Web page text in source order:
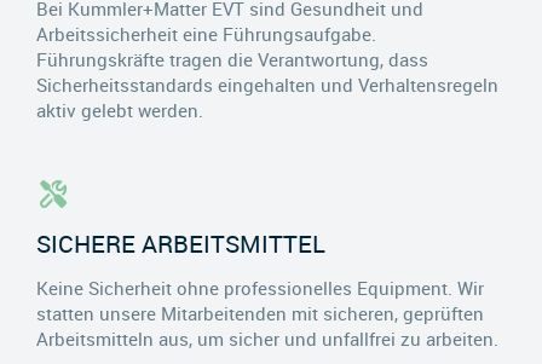
Bei Kummler+Matter EVT sind Gesundheit und
Arbeitssicherheit eine Führungsaufgabe.
Führungskräfte tragen die Verantwortung, dass
Sicherheitsstandards eingehalten und Verhaltensregeln
aktiv gelebt werden.
SICHERE ARBEITSMITTEL
Keine Sicherheit ohne professionelles Equipment. Wir
statten unsere Mitarbeitenden mit sicheren, geprüften
Arbeitsmitteln aus, um sicher und unfallfrei zu arbeiten.